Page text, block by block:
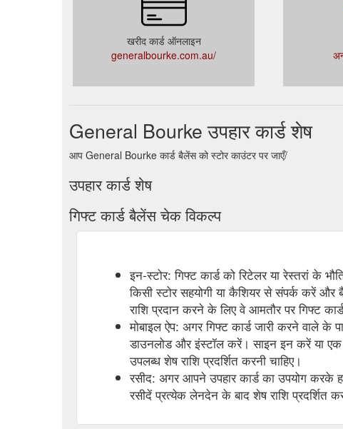
खरीद कार्ड ऑनलाइन
generalbourke.com.au/
General Bourke उपहार कार्ड शेष
आप General Bourke कार्ड बैलेंस को स्टोर काउंटर पर जाएँ/
उपहार कार्ड शेष
गिफ्ट कार्ड बैलेंस चेक विकल्प
इन-स्टोर: गिफ्ट कार्ड को रिटेलर या रेस्तरां के
किसी स्टोर सहयोगी या कैशियर से संपर्क करें
राशि प्रदान करने के लिए वे आमतौर पर गिफ्ट
मोबाइल ऐप: अगर गिफ्ट कार्ड जारी करने वाले के
डाउनलोड और इंस्टॉल करें। साइन इन करें या एक
उपलब्ध शेष राशि प्रदर्शित करनी चाहिए।
रसीद: अगर आपने उपहार कार्ड का उपयोग करके
रसीदें प्रत्येक लेनदेन के बाद शेष राशि प्रदर्शित